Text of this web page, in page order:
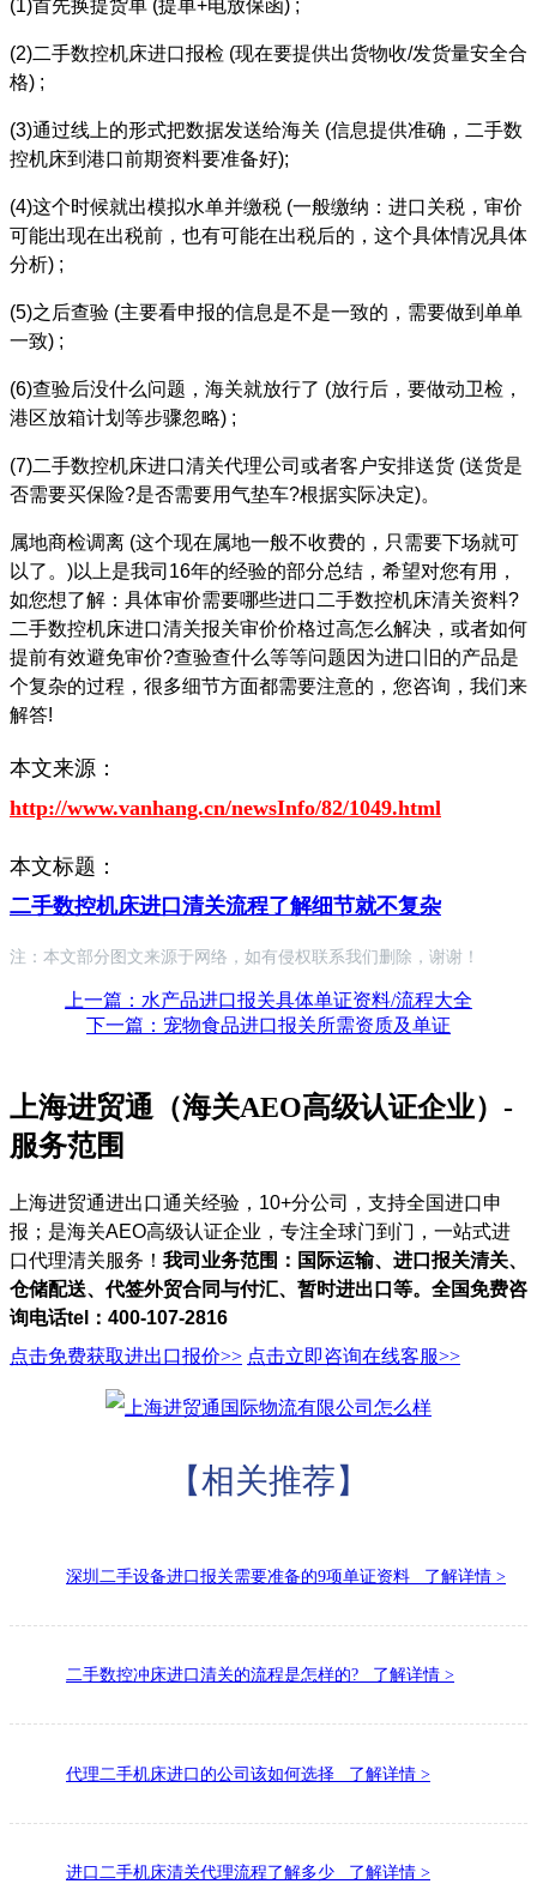
(1)首先换提货单 (提单+电放保函) ;
(2)二手数控机床进口报检 (现在要提供出货物收/发货量安全合
格) ;
(3)通过线上的形式把数据发送给海关 (信息提供准确，二手数
控机床到港口前期资料要准备好);
(4)这个时候就出模拟水单并缴税 (一般缴纳：进口关税，审价
可能出现在出税前，也有可能在出税后的，这个具体情况具体
分析) ;
(5)之后查验 (主要看申报的信息是不是一致的，需要做到单单
一致) ;
(6)查验后没什么问题，海关就放行了 (放行后，要做动卫检，
港区放箱计划等步骤忽略) ;
(7)二手数控机床进口清关代理公司或者客户安排送货 (送货是
否需要买保险?是否需要用气垫车?根据实际决定)。
属地商检调离 (这个现在属地一般不收费的，只需要下场就可
以了。)以上是我司16年的经验的部分总结，希望对您有用，
如您想了解：具体审价需要哪些进口二手数控机床清关资料?
二手数控机床进口清关报关审价价格过高怎么解决，或者如何
提前有效避免审价?查验查什么等等问题因为进口旧的产品是
个复杂的过程，很多细节方面都需要注意的，您咨询，我们来
解答!
本文来源：
http://www.vanhang.cn/newsInfo/82/1049.html
本文标题：
二手数控机床进口清关流程了解细节就不复杂
注：本文部分图文来源于网络，如有侵权联系我们删除，谢谢！
上一篇：水产品进口报关具体单证资料/流程大全
下一篇：宠物食品进口报关所需资质及单证
上海进贸通（海关AEO高级认证企业）-
服务范围
上海进贸通进出口通关经验，10+分公司，支持全国进口申
报；是海关AEO高级认证企业，专注全球门到门，一站式进
口代理清关服务！ 我司业务范围：国际运输、进口报关清关、
仓储配送、代签外贸合同与付汇、暂时进出口等。全国免费咨
询电话tel：400-107-2816
点击免费获取进出口报价>> 点击立即咨询在线客服>>
【相关推荐】
深圳二手设备进口报关需要准备的9项单证资料 了解详情 >
二手数控冲床进口清关的流程是怎样的? 了解详情 >
代理二手机床进口的公司该如何选择 了解详情 >
进口二手机床清关代理流程了解多少 了解详情 >